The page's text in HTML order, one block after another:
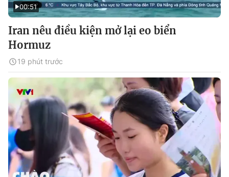
00:51
Iran nêu điều kiện mở lại eo biển
Hormuz
19 phút trước